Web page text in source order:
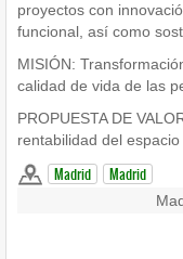
proyectos con
funcional, así como
MISIÓN:
calidad de vida de las
PROPUESTA DE
rentabilidad del espacio
Madrid Madrid